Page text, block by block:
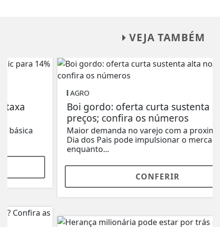
VEJA TAMBÉM
Boi gordo: oferta curta sustenta alta nos
preços; confira os números
Maior demanda no varejo com a proximidade do
Dia dos Pais pode impulsionar o mercado,